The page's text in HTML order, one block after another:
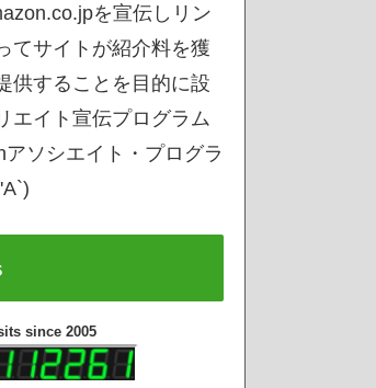
を宣伝しリン
てサイトが紹介料を獲
供することを目的に設
エイト宣伝プログラム
ソシエイト・プログラ
since 2005